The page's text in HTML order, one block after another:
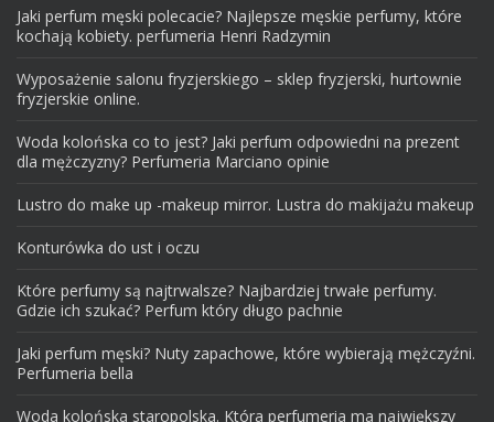
Jaki perfum męski polecacie? Najlepsze męskie perfumy, które
kochają kobiety. perfumeria Henri Radzymin
Wyposażenie salonu fryzjerskiego – sklep fryzjerski, hurtownie
fryzjerskie online.
Woda kolońska co to jest? Jaki perfum odpowiedni na prezent
dla mężczyzny? Perfumeria Marciano opinie
Lustro do make up -makeup mirror. Lustra do makijażu makeup
Konturówka do ust i oczu
Które perfumy są najtrwalsze? Najbardziej trwałe perfumy.
Gdzie ich szukać? Perfum który długo pachnie
Jaki perfum męski? Nuty zapachowe, które wybierają mężczyźni.
Perfumeria bella
Woda kolońska staropolska. Która perfumeria ma największy